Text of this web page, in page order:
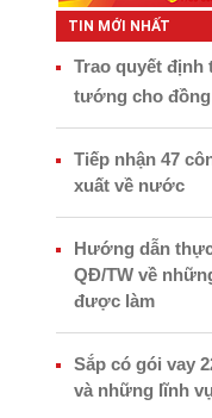
TIN MỚI NHẤT
Trao quyết định
tướng cho
Tiếp nhận 47
xuất về nước
Hướng dẫn
QĐ/TW về
được làm
Sắp có gói vay
và những lĩnh